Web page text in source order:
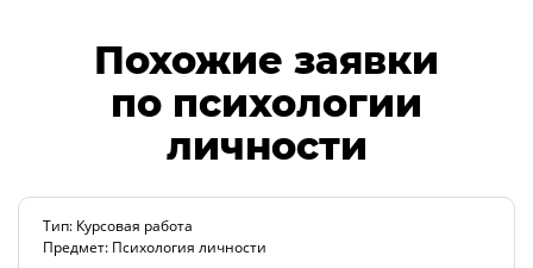
Похожие заявки
по психологии
личности
Тип: Курсовая работа
Предмет: Психология личности